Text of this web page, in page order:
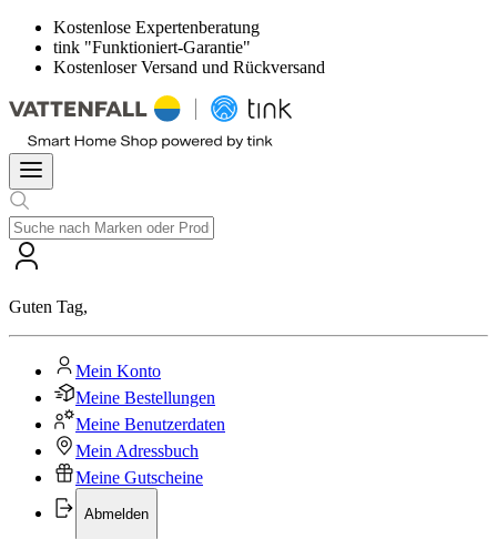
Kostenlose Expertenberatung
tink "Funktioniert-Garantie"
Kostenloser Versand und Rückversand
Guten Tag,
Mein Konto
Meine Bestellungen
Meine Benutzerdaten
Mein Adressbuch
Meine Gutscheine
Abmelden